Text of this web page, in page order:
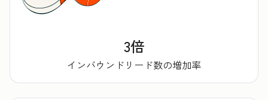
3倍
インバウンドリード数の増加率